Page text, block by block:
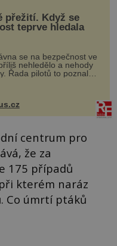
přežití. Když se
teprve hledala
se na bezpečnost ve
nehledělo a nehody
Řada pilotů to poznala
často s trvalými
bohužel i ztrátou
nepochopiteln...
centrum pro
že za
175 případů
kterém naráz
Co úmrtí ptáků